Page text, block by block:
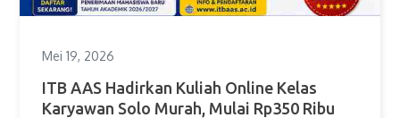
Mei 19, 2026
ITB AAS Hadirkan Kuliah Online Kelas
Karyawan Solo Murah, Mulai Rp350 Ribu